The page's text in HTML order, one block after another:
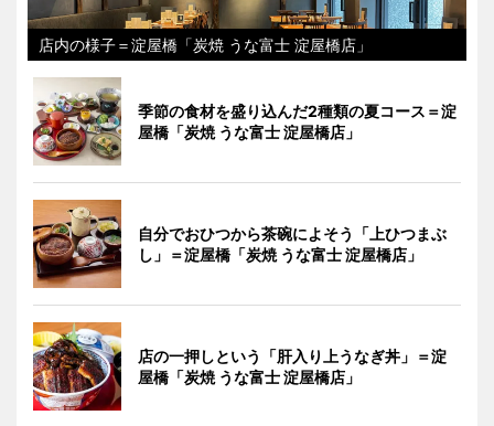
店内の様子＝淀屋橋「炭焼 うな富士 淀屋橋店」
季節の食材を盛り込んだ2種類の夏コース＝淀
屋橋「炭焼 うな富士 淀屋橋店」
自分でおひつから茶碗によそう「上ひつまぶ
し」＝淀屋橋「炭焼 うな富士 淀屋橋店」
店の一押しという「肝入り上うなぎ丼」＝淀
屋橋「炭焼 うな富士 淀屋橋店」